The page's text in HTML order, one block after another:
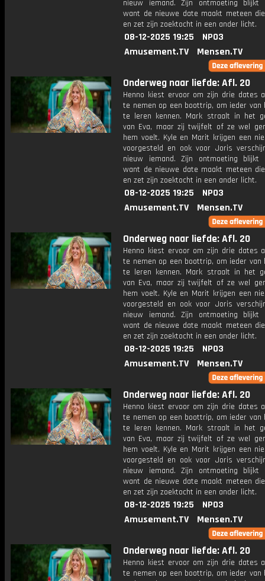
nieuw iemand. Zijn ontmoeting blijkt
want de nieuwe date maakt meteen
en zet zijn zoektocht in een ander licht.
08-12-2025 19:25
NPO3
Amusement.TV
Mensen.TV
Onderweg naar liefde: Afl. 20
Henno kiest ervoor om zijn drie dates
te nemen op een boottrip, om ieder van
te leren kennen. Mark straalt in het
van Eva, maar zij twijfelt of ze wel
hem voelt. Kyle en Marit krijgen een
voorgesteld en ook voor Joris
nieuw iemand. Zijn ontmoeting blijkt
want de nieuwe date maakt meteen
en zet zijn zoektocht in een ander licht.
08-12-2025 19:25
NPO3
Amusement.TV
Mensen.TV
Onderweg naar liefde: Afl. 20
Henno kiest ervoor om zijn drie dates
te nemen op een boottrip, om ieder van
te leren kennen. Mark straalt in het
van Eva, maar zij twijfelt of ze wel
hem voelt. Kyle en Marit krijgen een
voorgesteld en ook voor Joris
nieuw iemand. Zijn ontmoeting blijkt
want de nieuwe date maakt meteen
en zet zijn zoektocht in een ander licht.
08-12-2025 19:25
NPO3
Amusement.TV
Mensen.TV
Onderweg naar liefde: Afl. 20
Henno kiest ervoor om zijn drie dates
te nemen op een boottrip, om ieder van
te leren kennen. Mark straalt in het
van Eva, maar zij twijfelt of ze wel
hem voelt. Kyle en Marit krijgen een
voorgesteld en ook voor Joris
nieuw iemand. Zijn ontmoeting blijkt
want de nieuwe date maakt meteen
en zet zijn zoektocht in een ander licht.
08-12-2025 19:25
NPO3
Amusement.TV
Mensen.TV
Onderweg naar liefde: Afl. 20
Henno kiest ervoor om zijn drie dates
te nemen op een boottrip, om ieder van